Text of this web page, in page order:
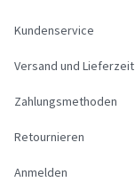
Kundenservice
Versand und Lieferzeit
Zahlungsmethoden
Retournieren
Anmelden